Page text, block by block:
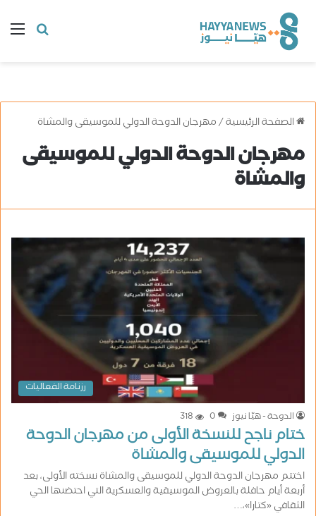
البحث
الصفحة الرئيسية/مهرجان الدوحة الدولي للموسيقى والمشاة
مهرجان الدوحة الدولي للموسيقى
والمشاة
رزنامة الفعاليات
الدوحة - هيّا نيوز
0
318
ختام ناجح للنسخة الأولى من مهرجان الدوحة
الدولي للموسيقى والمشاة
اختتم مهرجان الدوحة الدولي للموسيقى والمشاة نسخته الأولى، بعد
أربعة أيام حافلة بالعروض الموسيقية والعسكرية التي احتضنها الحي
الثقافي «كتارا»،…